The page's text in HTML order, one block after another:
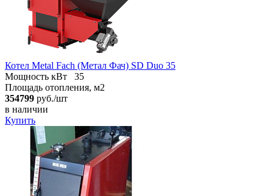
Котел Metal Fach (Метал Фач) SD Duo 35
Мощность кВт
35
Площадь отопления, м2
354799 руб./шт
в наличии
Купить